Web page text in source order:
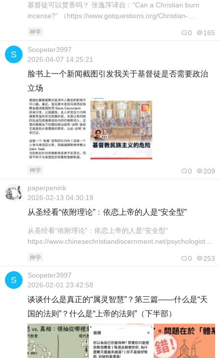
基督徒可以焚香吗？ 张逸萍译自﹕“Can a Christian burn
incense?” （https://www.gotquestions.org/Christian-
http://www.chineseapologetics.net/cults/cat/S_Incense.htm
乍眼一看，焚香似乎没什么不妥。除了可能..
神学 0 165
Soopeter3997
2026-04-07 14:25:21
脸书上一个新闻截图引发我关于基督徒是否需要政治
立场
神学 0 209
paperpenink
2026-02-13 04:30:19
从圣经看“依附理论”﹕依恋上帝的人是“安全型”
从圣经看“依附理论”﹕依恋上帝的人是“安全型”
https://www.chinesechristiandiscernment.net/psychologists/
Theory）的受欢迎程度大幅飙升，从20 世纪50 年代的心理学
概念发展成为理..
神学 0 253
Soopeter3997
2026-02-01 23:42:58
谈谈什么是真正的“属灵智慧”？第三篇——什么是“天
国的法则”？什么是“上帝的法则”（下半部）